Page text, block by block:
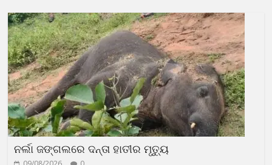
ନର୍ଲା ଜଙ୍ଗଲରେ ଦନ୍ତା ହାତୀର ମୃତ୍ୟୁ